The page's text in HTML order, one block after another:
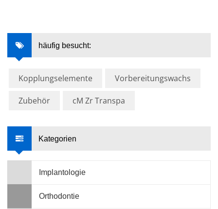
häufig besucht:
Kopplungselemente Vorbereitungswachs
Zubehör cM Zr Transpa
Kategorien
Implantologie
Orthodontie